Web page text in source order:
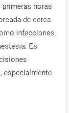
primeras horas
de cerca
infecciones,
Es
especialmente